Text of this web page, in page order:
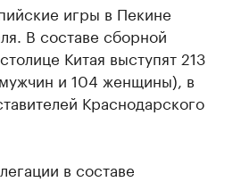
игры в Пекине
В составе сборной
Китая выступят 213
и 104 женщины), в
Краснодарского
в составе